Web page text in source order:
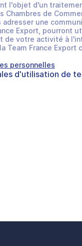
l'objet d'un
Chambres de
une
Export, pourront
votre activité à
France Export
personnelles
d'utilisation de